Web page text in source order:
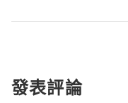
發表評論